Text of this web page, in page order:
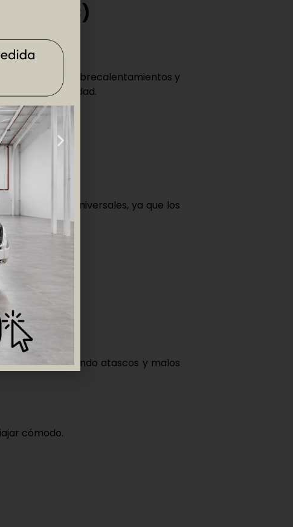
(CETAC)
.
que evite sobrecalentamientos y
real de seguridad.
adaptadores universales, ya que los
bordo.
sistemas, evitando atascos y malos
cómodo.